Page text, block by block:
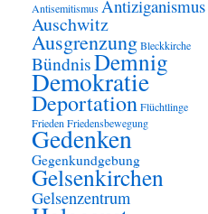
Antisemitismus Antiziganismus
Auschwitz
AusgrenzungBleckkirche
BündnisDemnig
Demokratie
DeportationFlüchtlinge
FriedenFriedensbewegung
Gedenken
Gegenkundgebung
Gelsenkirchen
Gelsenzentrum